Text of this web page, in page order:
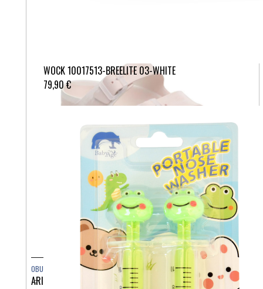
WOCK 10017513-BREELITE 03-WHITE
79,90 €
OBUTEV
ARIZONA EVA LIGHT ROSE MULTI 1029690